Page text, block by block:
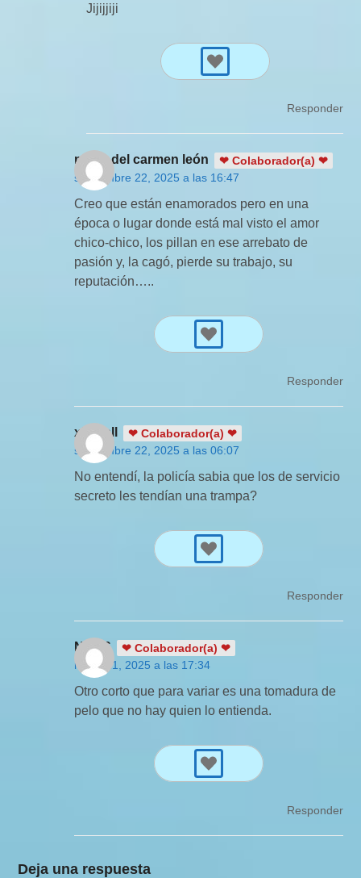
Jijijjiji
Responder
maria del carmen león
❤ Colaborador(a) ❤
septiembre 22, 2025 a las 16:47
Creo que están enamorados pero en una
época o lugar donde está mal visto el amor
chico-chico, los pillan en ese arrebato de
pasión y, la cagó, pierde su trabajo, su
reputación…..
Responder
xhevell
❤ Colaborador(a) ❤
septiembre 22, 2025 a las 06:07
No entendí, la policía sabia que los de servicio
secreto les tendían una trampa?
Responder
NinaS
❤ Colaborador(a) ❤
mayo 21, 2025 a las 17:34
Otro corto que para variar es una tomadura de
pelo que no hay quien lo entienda.
Responder
Deja una respuesta